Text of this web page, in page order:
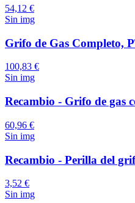
54,12 €
Sin img
Grifo de Gas Completo,
100,83 €
Sin img
Recambio - Grifo de gas
60,96 €
Sin img
Recambio - Perilla del
3,52 €
Sin img